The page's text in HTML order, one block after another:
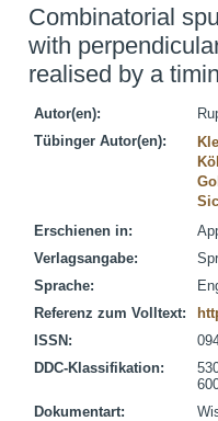
Combinatorial
with
realised by a
Autor(en):
Tübinger Autor(en):
Erschienen in:
Verlagsangabe:
Sprache:
Referenz zum Volltext:
ISSN:
DDC-Klassifikation:
Dokumentart: